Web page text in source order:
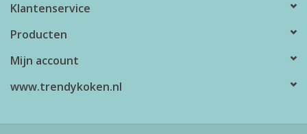
Klantenservice
Producten
Mijn account
www.trendykoken.nl